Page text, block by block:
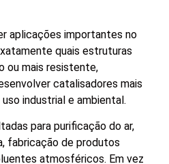
aplicações importantes no
quais estruturas
ou mais resistente,
catalisadores mais
industrial e ambiental.
para purificação do ar,
fabricação de produtos
atmosféricos. Em vez